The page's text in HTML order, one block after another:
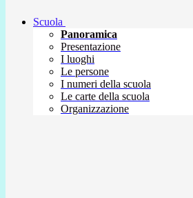
Scuola
Panoramica
Presentazione
I luoghi
Le persone
I numeri della scuola
Le carte della scuola
Organizzazione